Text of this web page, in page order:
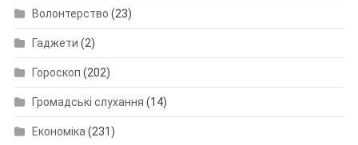
Волонтерство (23)
Гаджети (2)
Гороскоп (202)
Громадські слухання (14)
Економіка (231)